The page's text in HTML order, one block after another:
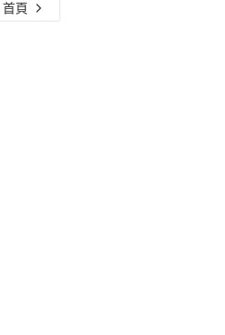
首頁